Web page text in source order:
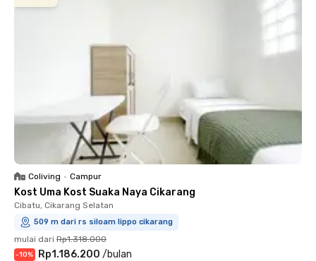
Coliving • Campur
Kost Uma Kost Suaka Naya Cikarang
Cibatu, Cikarang Selatan
509 m dari rs siloam lippo cikarang
mulai dari Rp1.318.000
-10% Rp1.186.200 /bulan